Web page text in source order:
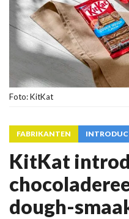
Foto: KitKat
FABRIKANTEN
KitKat
dough-